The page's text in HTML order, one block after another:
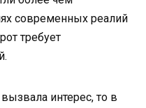
современных реалий
требует
интерес, то в